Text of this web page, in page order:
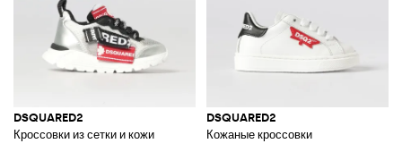
DSQUARED2
Кроссовки из сетки и кожи
DSQUARED2
Кожаные кроссовки